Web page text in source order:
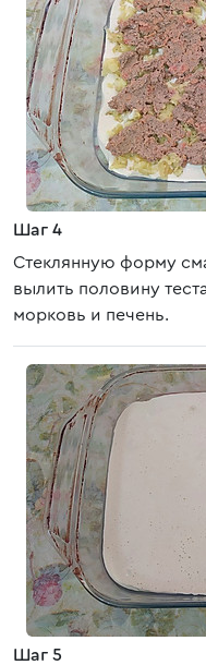
Шаг 4
Стеклянную форму
вылить половину
морковь и печень.
Шаг 5